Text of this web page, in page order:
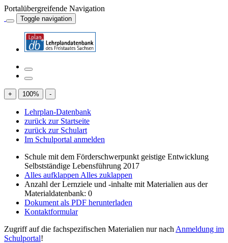
Portalübergreifende Navigation
Toggle navigation
+ 100% -
Lehrplan-Datenbank
zurück zur Startseite
zurück zur Schulart
Im Schulportal anmelden
Schule mit dem Förderschwerpunkt geistige Entwicklung
Selbstständige Lebensführung 2017
Alles aufklappen Alles zuklappen
Anzahl der Lernziele und -inhalte mit Materialien aus der
Materialdatenbank: 0
Dokument als PDF herunterladen
Kontaktformular
Zugriff auf die fachspezifischen Materialien nur nach Anmeldung im
Schulportal!